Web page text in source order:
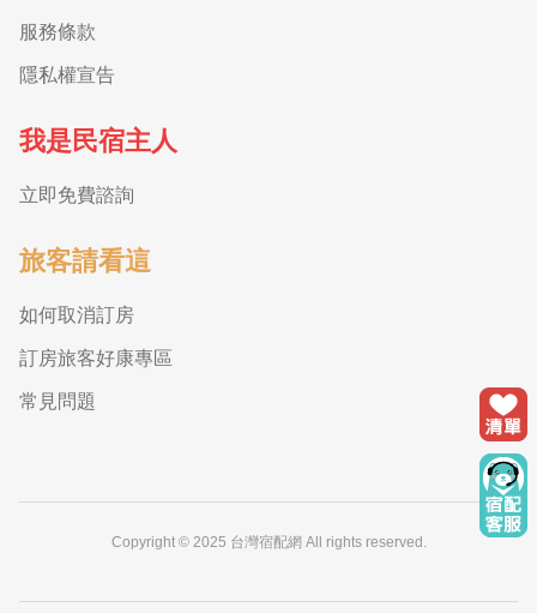
服務條款
隱私權宣告
我是民宿主人
立即免費諮詢
旅客請看這
如何取消訂房
訂房旅客好康專區
常見問題
Copyright © 2025 台灣宿配網 All rights reserved.